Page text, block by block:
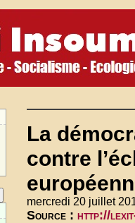
La
contre
mercredi 20 juillet
Source : http://